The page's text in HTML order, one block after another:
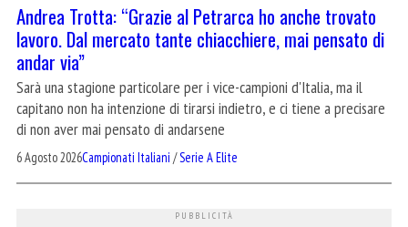
Andrea Trotta: “Grazie al Petrarca ho anche trovato
lavoro. Dal mercato tante chiacchiere, mai pensato di
andar via”
Sarà una stagione particolare per i vice-campioni d'Italia, ma il
capitano non ha intenzione di tirarsi indietro, e ci tiene a precisare
di non aver mai pensato di andarsene
6 Agosto 2026Campionati Italiani /Serie A Elite